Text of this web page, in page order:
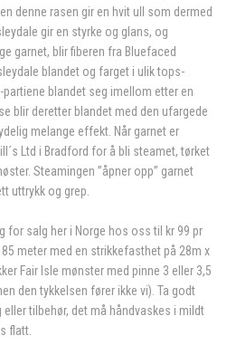
denne rasen gir en hvit ull som dermed
gir en styrke og glans, og
garnet, blir fiberen fra Bluefaced
blandet og farget i ulik tops-
blandet seg imellom etter en
blir deretter blandet med den ufargede
melange effekt. Når garnet er
Ltd i Bradford for å bli steamet, tørket
Steamingen ”åpner opp” garnet
uttrykk og grep.
for salg her i Norge hos oss til kr 99 pr
meter med en strikkefasthet på 28m x
Fair Isle mønster med pinne 3 eller 3,5
den tykkelsen fører ikke vi). Ta godt
eller tilbehør, det må håndvaskes i mildt
flatt.